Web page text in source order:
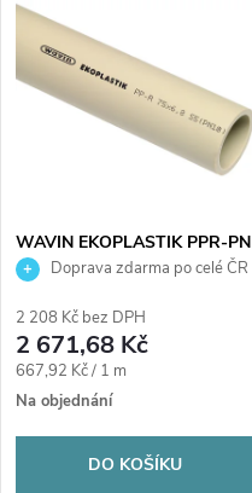
WAVIN EKOPLASTIK PPR-PN
10 trubka 20x2,2mm, 4000mm,
Doprava zdarma po celé ČR
2 208 Kč bez DPH
2 671,68 Kč
Měrná
cena:
667,92 Kč / 1 m
Na objednání
DO KOŠÍKU